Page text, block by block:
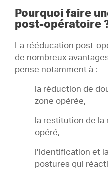
Pourquoi faire
post-opératoire
La rééducation post-
de nombreux
pense notamment à :
la réduction de
zone opérée,
la restitution de la
opéré,
l’identification et
postures qui